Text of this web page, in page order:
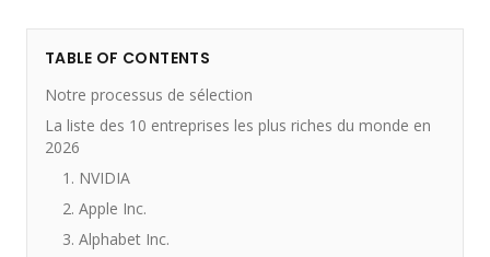
TABLE OF CONTENTS
Notre processus de sélection
La liste des 10 entreprises les plus riches du monde en
2026
1. NVIDIA
2. Apple Inc.
3. Alphabet Inc.